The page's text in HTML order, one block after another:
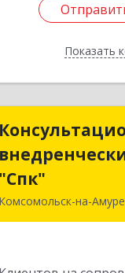
Показать
"Спк"
Комсомольск-на-Амуре